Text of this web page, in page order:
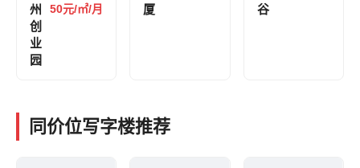
州
创
业
园
50元/㎡/月
厦
谷
同价位写字楼推荐